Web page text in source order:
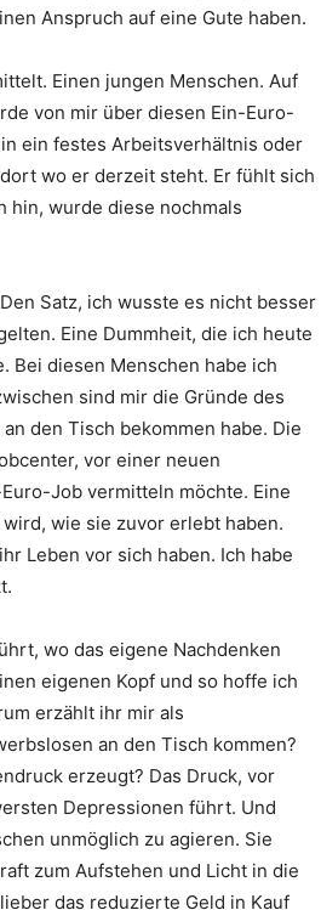
Anspruch auf eine Gute haben.
Einen jungen Menschen. Auf
von mir über diesen Ein-Euro-
ein festes Arbeitsverhältnis oder
wo er derzeit steht. Er fühlt sich
hin, wurde diese nochmals
Satz, ich wusste es nicht besser
Eine Dummheit, die ich heute
Bei diesen Menschen habe ich
sind mir die Gründe des
den Tisch bekommen habe. Die
vor einer neuen
Job vermitteln möchte. Eine
wie sie zuvor erlebt haben.
Leben vor sich haben. Ich habe
wo das eigene Nachdenken
eigenen Kopf und so hoffe ich
erzählt ihr mir als
an den Tisch kommen?
erzeugt? Das Druck, vor
Depressionen führt. Und
unmöglich zu agieren. Sie
zum Aufstehen und Licht in die
das reduzierte Geld in Kauf